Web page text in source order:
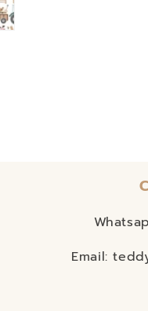
Email: